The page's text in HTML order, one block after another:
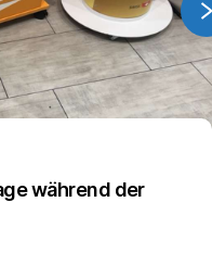
während der